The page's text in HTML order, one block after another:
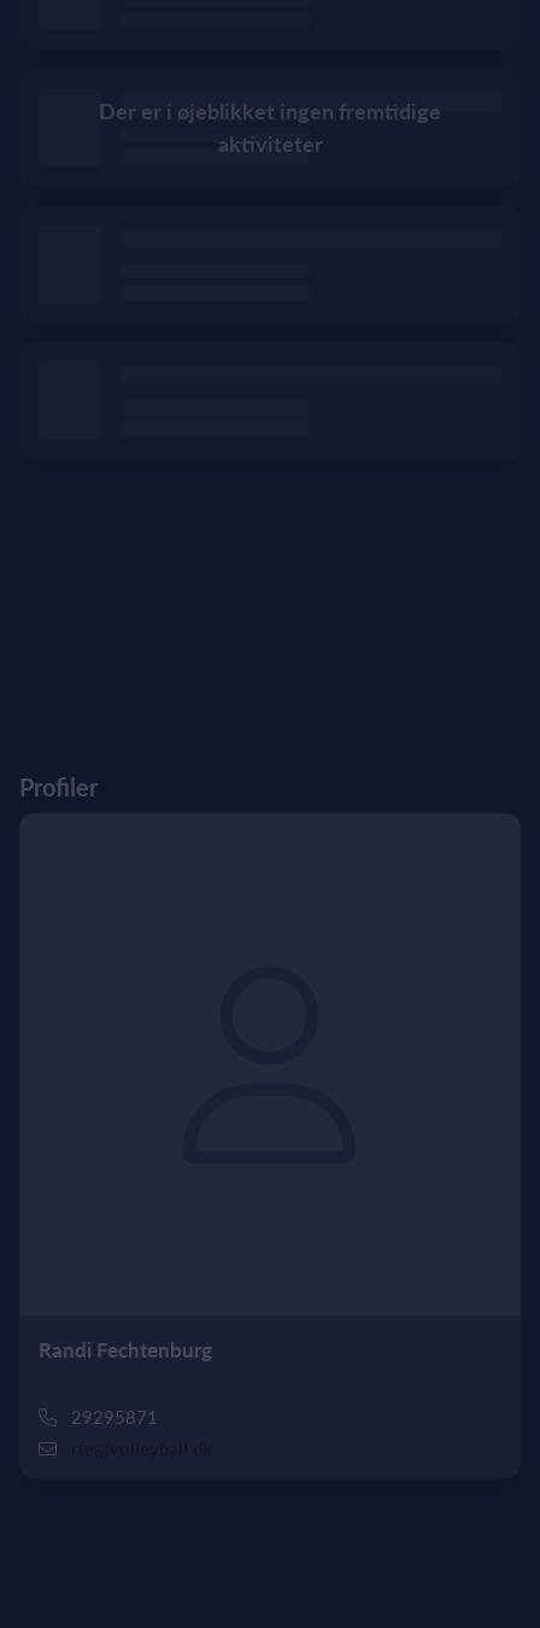
Der er i øjeblikket ingen fremtidige
aktiviteter
Profiler
Randi Fechtenburg
29295871